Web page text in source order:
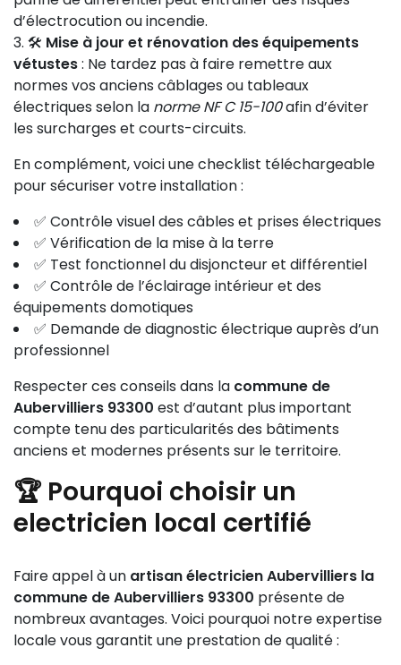
d’électrocution ou incendie.
🛠️ Mise à jour et rénovation des équipements
vétustes: Ne tardez pas à faire remettre aux
normes vos anciens câblages ou tableaux
électriques selon la norme NF C 15-100afin d’éviter
les surcharges et courts-circuits.
En complément, voici une checklist téléchargeable
pour sécuriser votre installation :
✅ Contrôle visuel des câbles et prises électriques
✅ Vérification de la mise à la terre
✅ Test fonctionnel du disjoncteur et différentiel
✅ Contrôle de l’éclairage intérieur et des
équipements domotiques
✅ Demande de diagnostic électrique auprès d’un
professionnel
Respecter ces conseils dans la commune de
Aubervilliers 93300 est d’autant plus important
compte tenu des particularités des bâtiments
anciens et modernes présents sur le territoire.
🏆 Pourquoi choisir un
electricien local certifié
Faire appel à un artisan électricien Aubervilliers la
commune de Aubervilliers 93300 présente de
nombreux avantages. Voici pourquoi notre expertise
locale vous garantit une prestation de qualité :